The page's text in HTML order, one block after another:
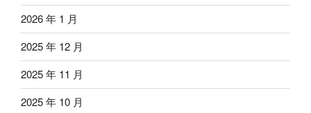
2026 年 1 月
2025 年 12 月
2025 年 11 月
2025 年 10 月